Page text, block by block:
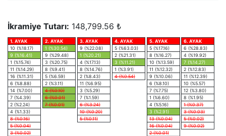
İkramiye Tutarı: 148,799.56 ₺
1. AYAK
10 (%18.17)
9 (%16.41)
1 (%15.74)
11 (%14.29)
16 (%11.31)
6 (%8.88)
14 (%7.00)
7 (%4.39)
2 (%2.24)
4 (%1.33)
8 (%0.16)
5 (%0.04)
3 (%0.02)
2. AYAK
1 (%30.54)
9 (%29.48)
3 (%20.75)
8 (%9.41)
5 (%6.59)
2 (%3.11)
4 (%0.10)
6 (%0.01)
7 (%0.01)
3. AYAK
9 (%22.08)
1 (%20.21)
4 (%17.13)
8 (%14.76)
2 (%8.43)
11 (%6.95)
3 (%5.29)
7 (%1.59)
6 (%3.24)
10 (%0.20)
5 (%0.11)
4. AYAK
5 (%63.03)
2 (%21.31)
3 (%11.21)
1 (%3.91)
4 (%0.54)
5. AYAK
5 (%17.16)
8 (%16.27)
10 (%13.59)
11 (%12.32)
9 (%10.06)
6 (%8.10)
7 (%7.75)
1 (%6.60)
4 (%5.16)
3 (%2.91)
13 (%0.04)
16 (%0.04)
2 (%0.01)
6. AYAK
6 (%28.83)
4 (%19.92)
7 (%14.27)
2 (%12.83)
11 (%12.39)
10 (%5.57)
12 (%3.80)
8 (%1.95)
1 (%0.37)
3 (%0.03)
5 (%0.02)
9 (%0.02)